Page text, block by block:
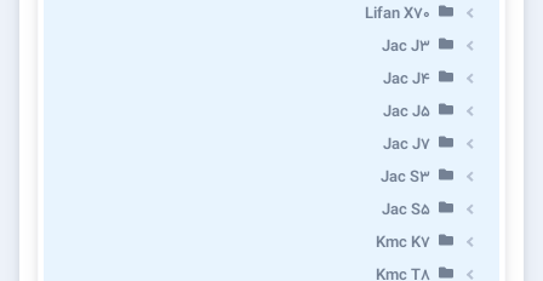
Lifan X70
Jac J3
Jac J4
Jac J5
Jac J7
Jac S3
Jac S5
Kmc K7